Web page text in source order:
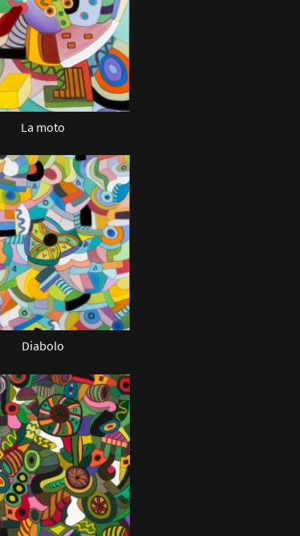
La moto
Diabolo